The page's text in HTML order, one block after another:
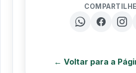
← Voltar para a